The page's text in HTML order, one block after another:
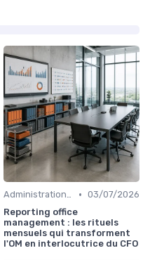
Administration et Finance • 03/07/2026
Reporting office
management : les rituels
mensuels qui transforment
l'OM en interlocutrice du CFO